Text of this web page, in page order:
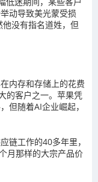
动导致美光蒙受损
没有指名道姓，但
内存和存储上的花费
的客户之一。苹果凭
但随着AI企业崛起，
链工作的40多年里，
月那样的大宗产品价